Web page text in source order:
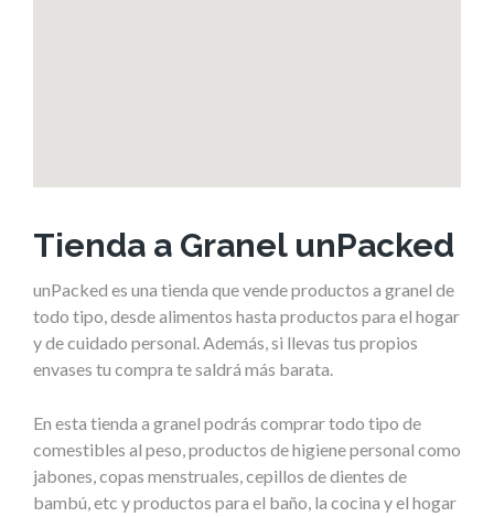
Tienda a Granel unPacked
unPacked es una tienda que vende productos a granel de
todo tipo, desde alimentos hasta productos para el hogar
y de cuidado personal. Además, si llevas tus propios
envases tu compra te saldrá más barata.
En esta tienda a granel podrás comprar todo tipo de
comestibles al peso, productos de higiene personal como
jabones, copas menstruales, cepillos de dientes de
bambú, etc y productos para el baño, la cocina y el hogar